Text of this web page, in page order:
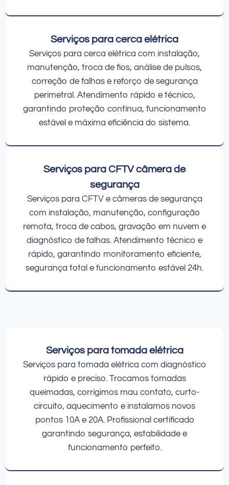
Serviços para cerca elétrica
Serviços para cerca elétrica com instalação,
manutenção, troca de fios, análise de pulsos,
correção de falhas e reforço de segurança
perimetral. Atendimento rápido e técnico,
garantindo proteção contínua, funcionamento
estável e máxima eficiência do sistema.
Serviços para CFTV câmera de
segurança
Serviços para CFTV e câmeras de segurança
com instalação, manutenção, configuração
remota, troca de cabos, gravação em nuvem e
diagnóstico de falhas. Atendimento técnico e
rápido, garantindo monitoramento eficiente,
segurança total e funcionamento estável 24h.
Serviços para tomada elétrica
Serviços para tomada elétrica com diagnóstico
rápido e preciso. Trocamos tomadas
queimadas, corrigimos mau contato, curto-
circuito, aquecimento e instalamos novos
pontos 10A e 20A. Profissional certificado
garantindo segurança, estabilidade e
funcionamento perfeito.